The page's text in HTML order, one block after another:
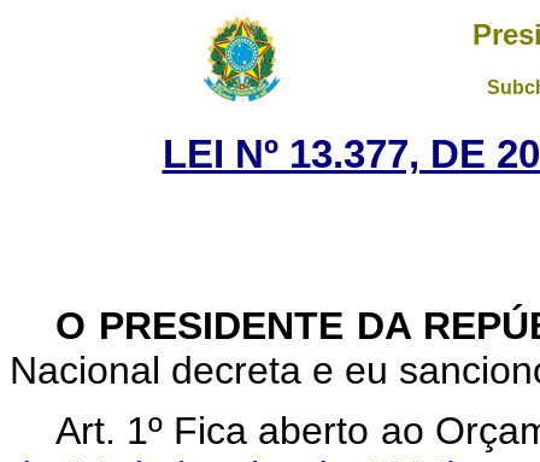
LEI Nº 13.377, DE
O PRESIDENTE DA
Nacional decreta e eu
Art. 1º Fica aberto ao